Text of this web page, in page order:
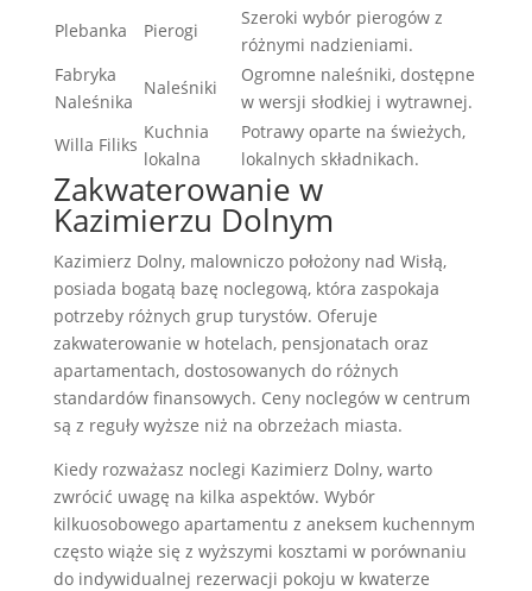
Plebanka
Pierogi
Szeroki wybór pierogów z
różnymi nadzieniami.
Fabryka
Naleśnika
Naleśniki
Ogromne naleśniki, dostępne
w wersji słodkiej i wytrawnej.
Willa Filiks
Kuchnia
lokalna
Potrawy oparte na świeżych,
lokalnych składnikach.
Zakwaterowanie w
Kazimierzu Dolnym
Kazimierz Dolny, malowniczo położony nad Wisłą,
posiada bogatą bazę noclegową, która zaspokaja
potrzeby różnych grup turystów. Oferuje
zakwaterowanie w hotelach, pensjonatach oraz
apartamentach, dostosowanych do różnych
standardów finansowych. Ceny noclegów w centrum
są z reguły wyższe niż na obrzeżach miasta.
Kiedy rozważasz noclegi Kazimierz Dolny, warto
zwrócić uwagę na kilka aspektów. Wybór
kilkuosobowego apartamentu z aneksem kuchennym
często wiąże się z wyższymi kosztami w porównaniu
do indywidualnej rezerwacji pokoju w kwaterze